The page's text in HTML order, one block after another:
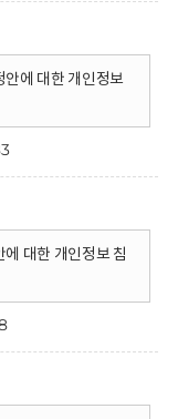
안에 대한 개인정보
에 대한 개인정보 침